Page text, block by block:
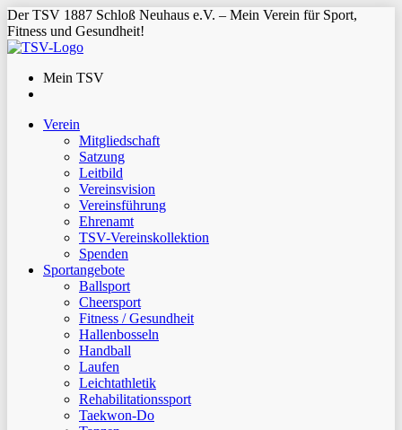
Der TSV 1887 Schloß Neuhaus e.V. – Mein Verein für Sport,
Fitness und Gesundheit!
Mein TSV
Verein
Mitgliedschaft
Satzung
Leitbild
Vereinsvision
Vereinsführung
Ehrenamt
TSV-Vereinskollektion
Spenden
Sportangebote
Ballsport
Cheersport
Fitness / Gesundheit
Hallenbosseln
Handball
Laufen
Leichtathletik
Rehabilitationssport
Taekwon-Do